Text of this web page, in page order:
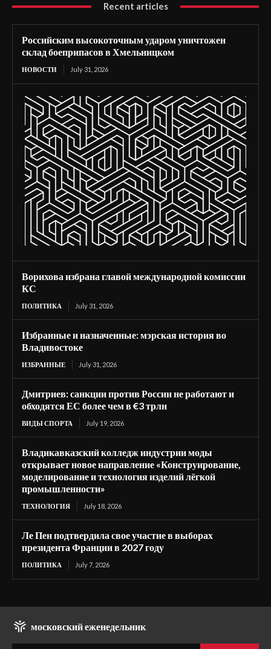
Recent articles
Российским высокоточным ударом уничтожен
склад боеприпасов в Хмельницком
НОВОСТИ July 31, 2026
Ворихова избрана главой международной комиссии
КС
ПОЛИТИКА July 31, 2026
Избранные и назначенные: мэрская история во
Владивостоке
ИЗБРАННЫЕ July 31, 2026
Дмитриев: санкции против России не работают и
обходятся ЕС более чем в €3 трлн
ВИДЫ СПОРТА July 19, 2026
Владикавказский колледж индустрии моды
открывает новое направление «Конструирование,
моделирование и технология изделий лёгкой
промышленности»
ТЕХНОЛОГИЯ July 18, 2026
Ле Пен подтвердила свое участие в выборах
президента Франции в 2027 году
ПОЛИТИКА July 7, 2026
московский еженедельник